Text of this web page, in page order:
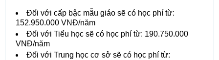
Đối với cấp bậc mẫu giáo sẽ có học phí từ:
152.950.000 VNĐ/năm
Đối với Tiểu học sẽ có học phí từ: 190.750.000
VNĐ/năm
Đối với Trung học cơ sở sẽ có học phí từ: